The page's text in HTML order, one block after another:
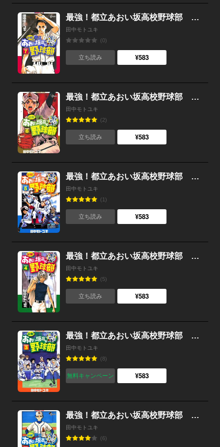
最強！都立あおい坂高校野球部 （7）
田中モトユキ
(0)
立ち読み ¥583
最強！都立あおい坂高校野球部 （6）
田中モトユキ
(2)
立ち読み ¥583
最強！都立あおい坂高校野球部 （5）
田中モトユキ
(1)
立ち読み ¥583
最強！都立あおい坂高校野球部 （4）
田中モトユキ
(5)
立ち読み ¥583
最強！都立あおい坂高校野球部 （3）
田中モトユキ
(8)
無料キャンペーン ¥583
最強！都立あおい坂高校野球部 （2）
田中モトユキ
(6)